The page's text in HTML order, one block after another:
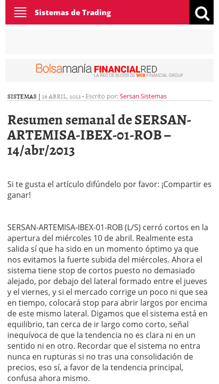
Toggle
navigation
Sistemas de Trading
SISTEMAS | 16 ABRIL, 2013- Escrito por:Sersan Sistemas
Resumen semanal de SERSAN-
ARTEMISA-IBEX-01-ROB –
14/abr/2013
Si te gusta el artículo difúndelo por favor: ¡Compartir es
ganar!
SERSAN-ARTEMISA-IBEX-01-ROB (L/S) cerró cortos en la
apertura del miércoles 10 de abril. Realmente esta
salida sí que ha sido en un momento óptimo ya que
nos evitamos la fuerte subida del miércoles. Ahora el
sistema tiene stop de cortos puesto no demasiado
alejado, por debajo del lateral formado entre el jueves
y el viernes, y si el mercado corrige un poco ni que sea
en tiempo, colocará stop para abrir largos por encima
de este mismo lateral. Digamos que el sistema está en
equilibrio, tan cerca de ir largo como corto, señal
inequívoca de que la tendencia no es clara ni en un
sentido ni en otro. Recordar que el sistema no entra
nunca en rupturas si no tras una consolidación de
precios, eso sí, a favor de la tendencia principal,
confusa ahora mismo.